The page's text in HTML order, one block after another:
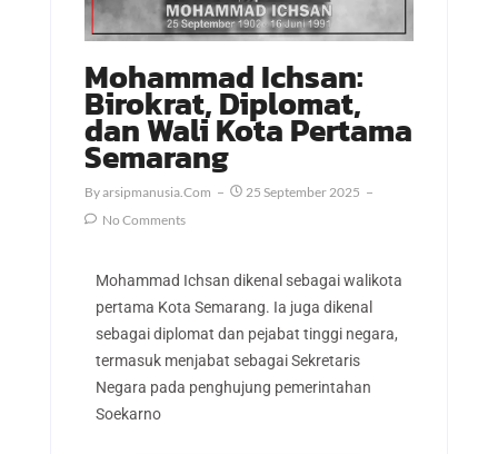
Mohammad Ichsan:
Birokrat, Diplomat,
dan Wali Kota Pertama
Semarang
ByArsipmanusia.com
25 September 2025
No Comments
Mohammad Ichsan dikenal sebagai walikota
pertama Kota Semarang. Ia juga dikenal
sebagai diplomat dan pejabat tinggi negara,
termasuk menjabat sebagai Sekretaris
Negara pada penghujung pemerintahan
Soekarno